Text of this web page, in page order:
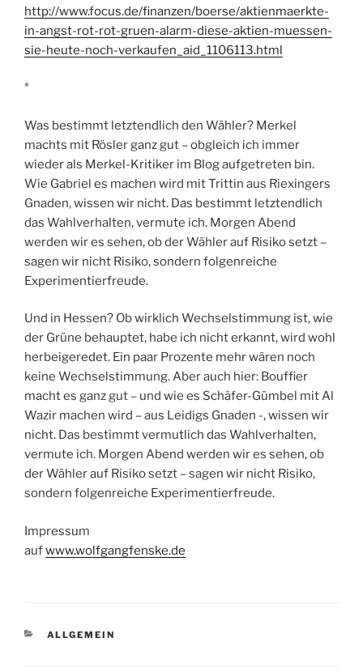
http://www.focus.de/finanzen/boerse/aktienmaerkte-
in-angst-rot-rot-gruen-alarm-diese-aktien-muessen-
sie-heute-noch-verkaufen_aid_1106113.html
*
Was bestimmt letztendlich den Wähler? Merkel
machts mit Rösler ganz gut – obgleich ich immer
wieder als Merkel-Kritiker im Blog aufgetreten bin.
Wie Gabriel es machen wird mit Trittin aus Riexingers
Gnaden, wissen wir nicht. Das bestimmt letztendlich
das Wahlverhalten, vermute ich. Morgen Abend
werden wir es sehen, ob der Wähler auf Risiko setzt –
sagen wir nicht Risiko, sondern folgenreiche
Experimentierfreude.
Und in Hessen? Ob wirklich Wechselstimmung ist, wie
der Grüne behauptet, habe ich nicht erkannt, wird wohl
herbeigeredet. Ein paar Prozente mehr wären noch
keine Wechselstimmung. Aber auch hier: Bouffier
macht es ganz gut – und wie es Schäfer-Gümbel mit Al
Wazir machen wird – aus Leidigs Gnaden -, wissen wir
nicht. Das bestimmt vermutlich das Wahlverhalten,
vermute ich. Morgen Abend werden wir es sehen, ob
der Wähler auf Risiko setzt – sagen wir nicht Risiko,
sondern folgenreiche Experimentierfreude.
Impressum
aufwww.wolfgangfenske.de
KATEGORIEN
ALLGEMEIN